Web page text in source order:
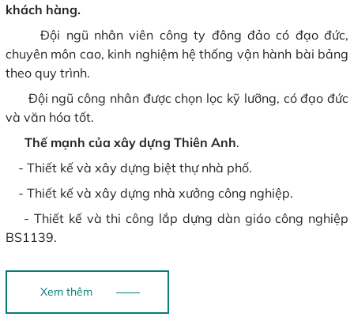
khách hàng.
Đội ngũ nhân viên công ty đông đảo có đạo đức,
chuyên môn cao, kinh nghiệm hệ thống vận hành bài bảng
theo quy trình.
Đội ngũ công nhân được chọn lọc kỹ lưỡng, có đạo đức
và văn hóa tốt.
Thế mạnh của xây dựng Thiên Anh.
- Thiết kế và xây dựng biệt thự nhà phố.
- Thiết kế và xây dựng nhà xưởng công nghiệp.
- Thiết kế và thi công lắp dựng dàn giáo công nghiệp
BS1139.
Xem thêm